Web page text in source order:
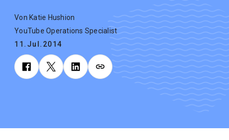
Von Katie Hushion
YouTube Operations Specialist
11.Jul.2014